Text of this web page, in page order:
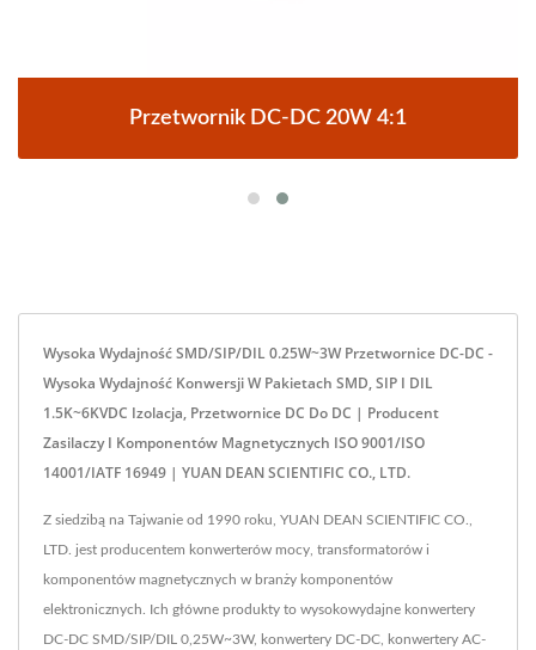
Przetwornik DC-DC 20W 4:1
Wysoka Wydajność SMD/SIP/DIL 0.25W~3W Przetwornice DC-DC -
Wysoka Wydajność Konwersji W Pakietach SMD, SIP I DIL
1.5K~6KVDC Izolacja, Przetwornice DC Do DC | Producent
Zasilaczy I Komponentów Magnetycznych ISO 9001/ISO
14001/IATF 16949 | YUAN DEAN SCIENTIFIC CO., LTD.
Z siedzibą na Tajwanie od 1990 roku, YUAN DEAN SCIENTIFIC CO.,
LTD. jest producentem konwerterów mocy, transformatorów i
komponentów magnetycznych w branży komponentów
elektronicznych. Ich główne produkty to wysokowydajne konwertery
DC-DC SMD/SIP/DIL 0,25W~3W, konwertery DC-DC, konwertery AC-